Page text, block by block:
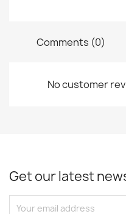
Comments (0)
No customer
Get our latest